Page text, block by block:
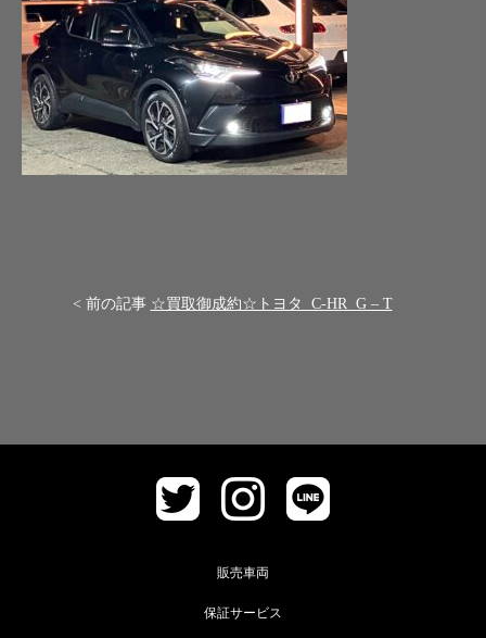
< 前の記事 ☆買取御成約☆トヨタ C-HR G – T
販売車両
保証サービス